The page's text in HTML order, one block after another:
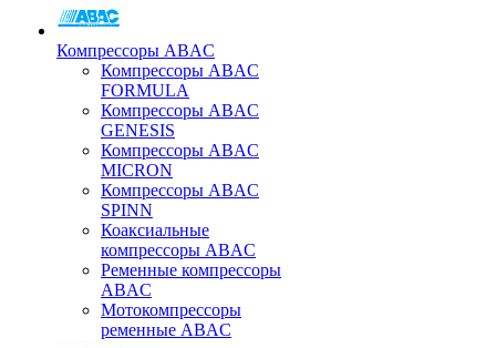
Компрессоры ABAC
Компрессоры ABAC
FORMULA
Компрессоры ABAC
GENESIS
Компрессоры ABAC
MICRON
Компрессоры ABAC
SPINN
Коаксиальные
компрессоры ABAC
Ременные компрессоры
ABAC
Мотокомпрессоры
ременные ABAC